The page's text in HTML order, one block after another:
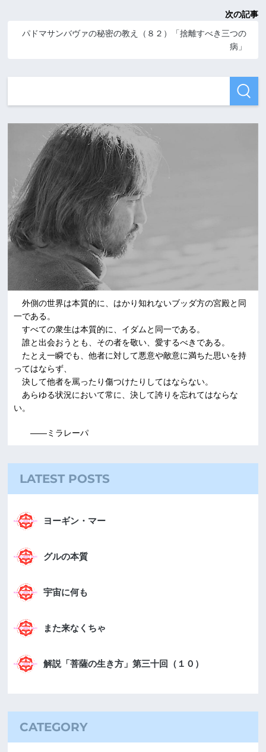
次の記事
パドマサンバヴァの秘密の教え（８２）「捨離すべき三つの
病」
外側の世界は本質的に、はかり知れないブッダ方の宮殿と同
一である。
すべての衆生は本質的に、イダムと同一である。
誰と出会おうとも、その者を敬い、愛するべきである。
たとえ一瞬でも、他者に対して悪意や敵意に満ちた思いを持
ってはならず、
決して他者を罵ったり傷つけたりしてはならない。
あらゆる状況において常に、決して誇りを忘れてはならな
い。
――ミラレーパ
LATEST POSTS
ヨーギン・マー
グルの本質
宇宙に何も
また来なくちゃ
解説「菩薩の生き方」第三十回（１０）
CATEGORY